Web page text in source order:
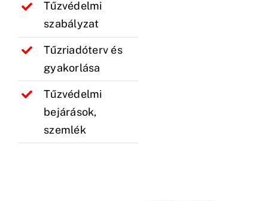
Tűzvédelmi
szabályzat
Tűzriadóterv és
gyakorlása
Tűzvédelmi
bejárások,
szemlék